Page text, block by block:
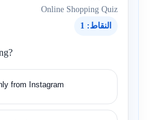
Online Shopping Quiz
النقاط: 1
from Instagram